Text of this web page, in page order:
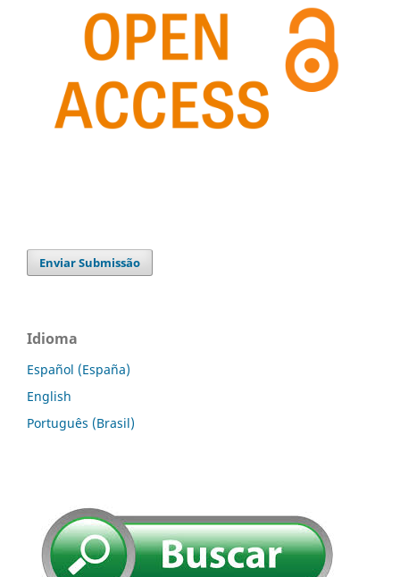
Enviar Submissão
Idioma
Español (España)
English
Português (Brasil)